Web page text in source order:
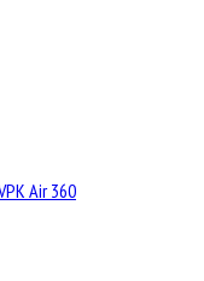
Air 360